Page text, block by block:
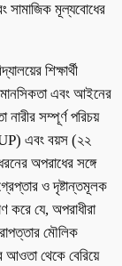
সামাজিক মূল্যবোধের
শিক্ষার্থী
মানসিকতা এবং আইনের
নারীর সম্পূর্ণ পরিচয়
এবং বয়স (২২
অপরাধের সঙ্গে
ও দৃষ্টান্তমূলক
করে যে, অপরাধীরা
মৌলিক
আওতা থেকে বেরিয়ে